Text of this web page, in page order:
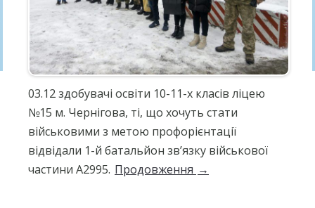
03.12 здобувачі освіти 10-11-х класів ліцею
№15 м. Чернігова, ті, що хочуть стати
військовими з метою профорієнтації
відвідали 1-й батальйон зв’язку військової
частини А2995. Продовження →